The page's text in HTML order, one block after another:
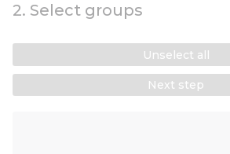
2. Select groups
Unselect all
Next step